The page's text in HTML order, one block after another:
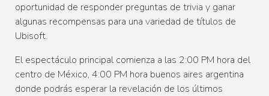
oportunidad de responder preguntas de trivia y ganar
algunas recompensas para una variedad de títulos de
Ubisoft.
El espectáculo principal comienza a las 2:00 PM hora del
centro de México, 4:00 PM hora buenos aires argentina
donde podrás esperar la revelación de los últimos